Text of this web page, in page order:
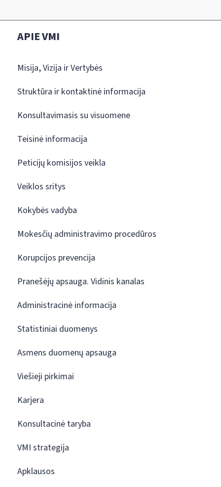
APIE VMI
Misija, Vizija ir Vertybės
Struktūra ir kontaktinė informacija
Konsultavimasis su visuomene
Teisinė informacija
Peticijų komisijos veikla
Veiklos sritys
Kokybės vadyba
Mokesčių administravimo procedūros
Korupcijos prevencija
Pranešėjų apsauga. Vidinis kanalas
Administracinė informacija
Statistiniai duomenys
Asmens duomenų apsauga
Viešieji pirkimai
Karjera
Konsultacinė taryba
VMI strategija
Apklausos